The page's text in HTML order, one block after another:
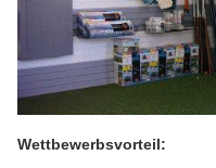
Wettbewerbsvorteil: